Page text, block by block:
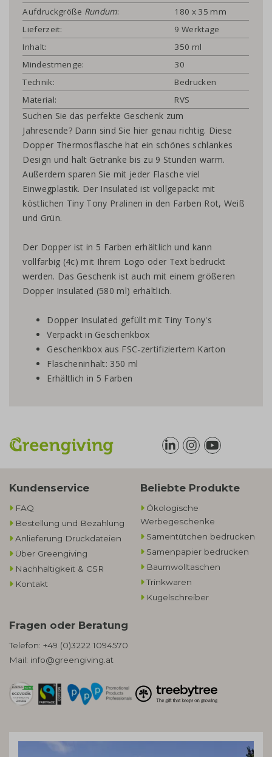
Aufdruckgröße Rundum:
180 x 35 mm
Lieferzeit:
9 Werktage
Inhalt:
350 ml
Mindestmenge:
30
Technik:
Bedrucken
Material:
RVS
Suchen Sie das perfekte Geschenk zum
Jahresende? Dann sind Sie hier genau richtig. Diese
Dopper Thermosflasche hat ein schönes schlankes
Design und hält Getränke bis zu 9 Stunden warm.
Außerdem sparen Sie mit jeder Flasche viel
Einwegplastik. Der Insulated ist vollgepackt mit
köstlichen Tiny Tony Pralinen in den Farben Rot, Weiß
und Grün.
Der Dopper ist in 5 Farben erhältlich und kann
vollfarbig (4c) mit Ihrem Logo oder Text bedruckt
werden. Das Geschenk ist auch mit einem größeren
Dopper Insulated (580 ml) erhältlich.
Dopper Insulated gefüllt mit Tiny Tony's
Verpackt in Geschenkbox
Geschenkbox aus FSC-zertifiziertem Karton
Flascheninhalt: 350 ml
Erhältlich in 5 Farben
Kundenservice
FAQ
Bestellung und Bezahlung
Anlieferung Druckdateien
Über Greengiving
Nachhaltigkeit & CSR
Kontakt
Beliebte Produkte
Ökologische
Werbegeschenke​
Samentütchen bedrucken
Samenpapier bedrucken
Baumwolltaschen​
Trinkwaren
Kugelschreiber
Fragen oder Beratung
Telefon: +49 (0)3222 1094570
Mail: info@greengiving.at